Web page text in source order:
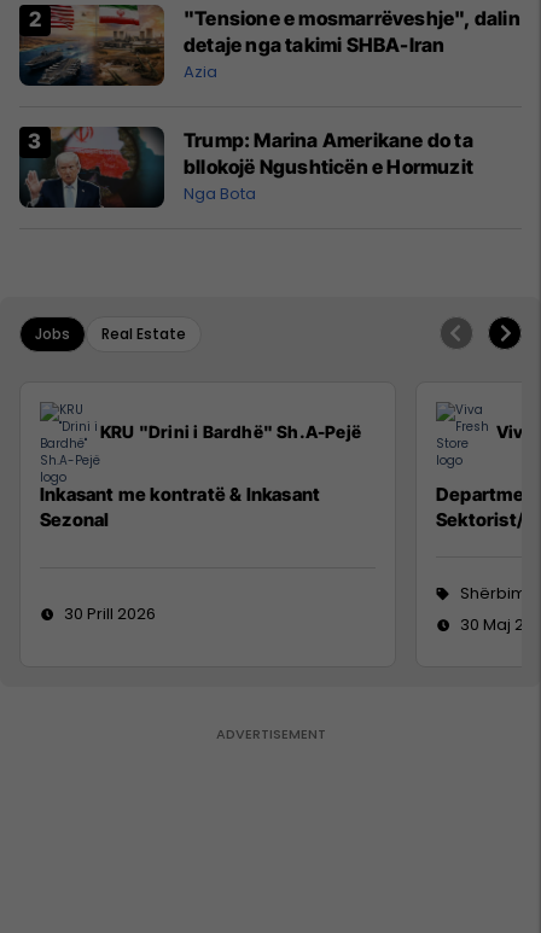
"Tensione e mosmarrëveshje", dalin
detaje nga takimi SHBA-Iran
Azia
Trump: Marina Amerikane do ta
bllokojë Ngushticën e Hormuzit
Nga Bota
Jobs Real Estate
KRU "Drini i Bardhë" Sh.A-Pejë
Inkasant me kontratë & Inkasant
Sezonal
30 Prill 2026
Viva
Sektorist/e
30 Maj